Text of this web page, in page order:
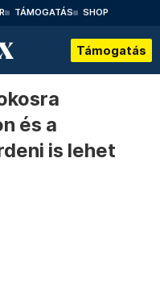
TÁMOGATÁS SHOP
Támogatás
és a
is lehet